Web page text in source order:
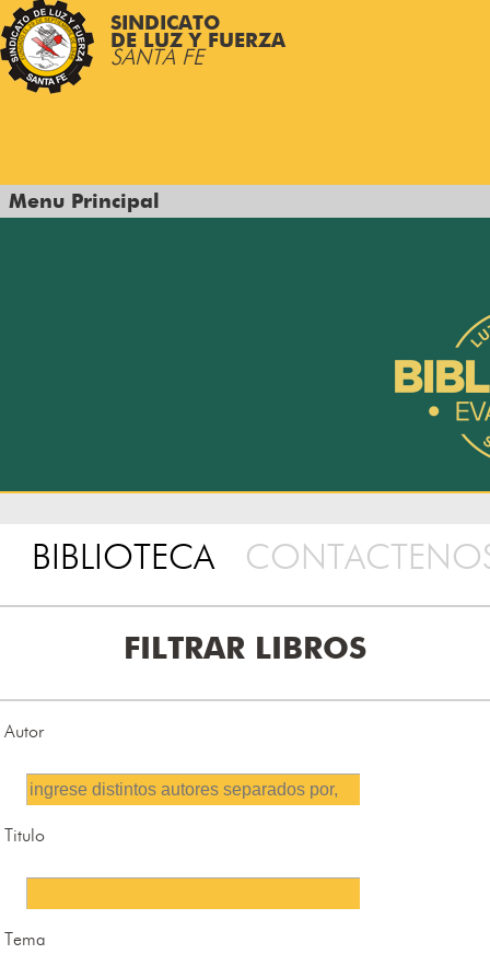
SINDICATO
DE LUZ Y FUERZA
SANTA FE
Menu Principal
BIBLIOTECA
FILTRAR LIBROS
Autor
Titulo
Tema